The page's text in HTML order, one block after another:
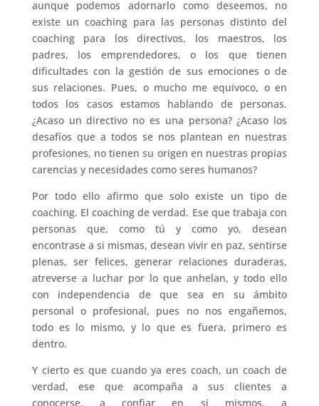
aunque podemos adornarlo como deseemos, no
existe un coaching para las personas distinto del
coaching para los directivos, los maestros, los
padres, los emprendedores, o los que tienen
dificultades con la gestión de sus emociones o de
sus relaciones. Pues, o mucho me equivoco, o en
todos los casos estamos hablando de personas.
¿Acaso un directivo no es una persona? ¿Acaso los
desafíos que a todos se nos plantean en nuestras
profesiones, no tienen su origen en nuestras propias
carencias y necesidades como seres humanos?
Por todo ello afirmo que solo existe un tipo de
coaching. El coaching de verdad. Ese que trabaja con
personas que, como tú y como yo, desean
encontrase a si mismas, desean vivir en paz, sentirse
plenas, ser felices, generar relaciones duraderas,
atreverse a luchar por lo que anhelan, y todo ello
con independencia de que sea en su ámbito
personal o profesional, pues no nos engañemos,
todo es lo mismo, y lo que es fuera, primero es
dentro.
Y cierto es que cuando ya eres coach, un coach de
verdad, ese que acompaña a sus clientes a
conocerse, a confiar en si mismos, a